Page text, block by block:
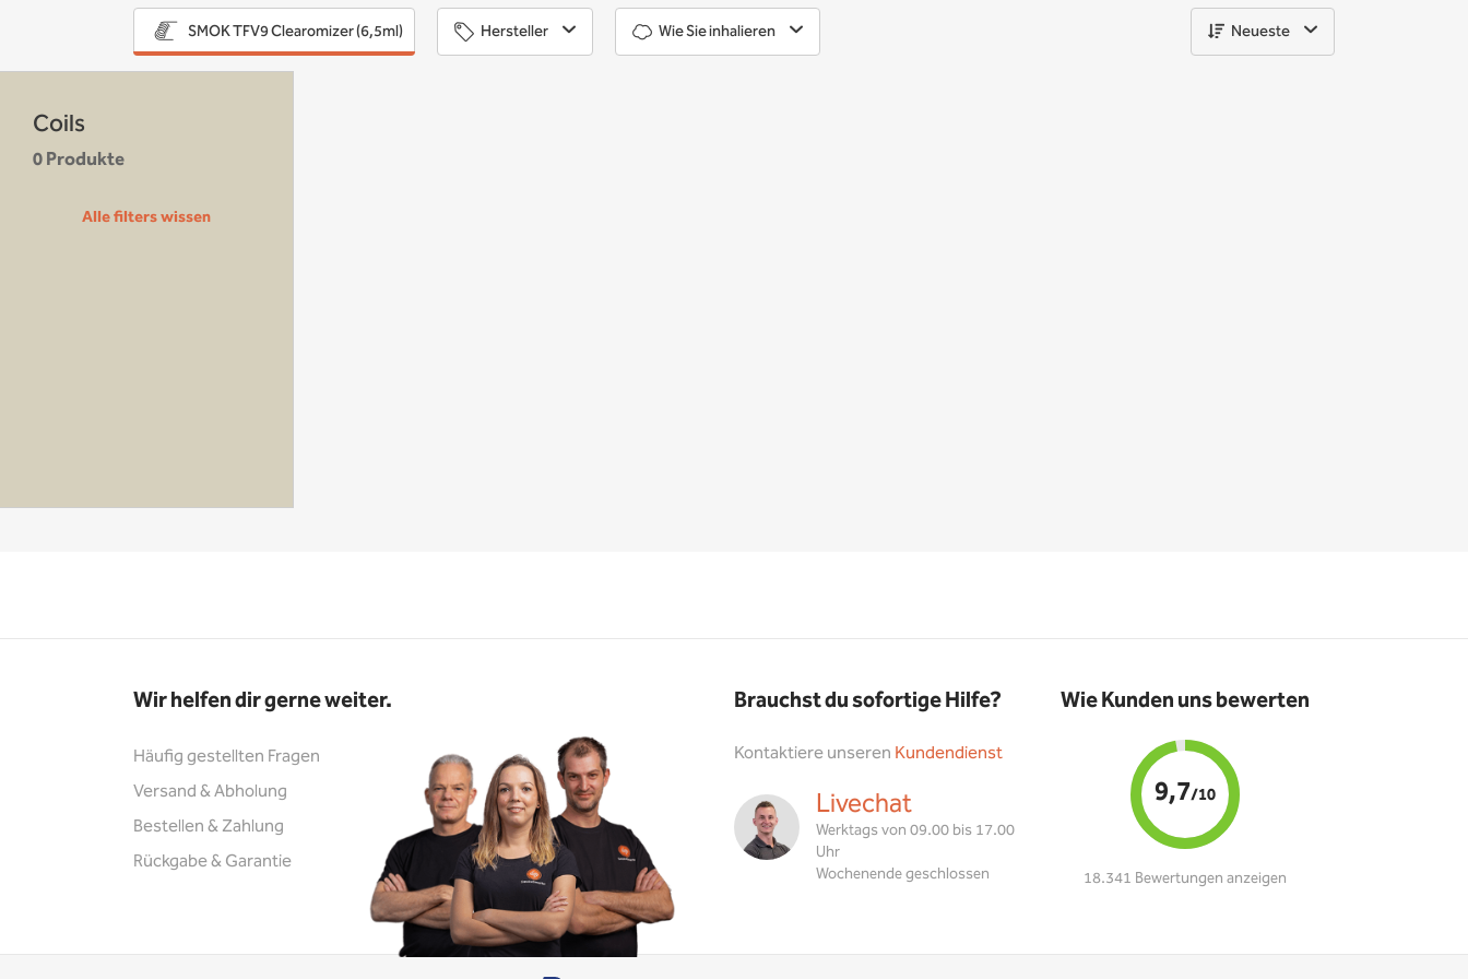
SMOK TFV9 Clearomizer (6,5ml) Hersteller Wie Sie inhalieren Neueste
Coils
0 Produkte
Alle filters wissen
Wir helfen dir gerne weiter.
Häufig gestellten Fragen
Versand & Abholung
Bestellen & Zahlung
Rückgabe & Garantie
Brauchst du sofortige Hilfe?
Kontaktiere unseren Kundendienst
Livechat
Werktags von 09.00 bis 17.00
Uhr
Wochenende geschlossen
Wie Kunden uns bewerten
9,7/10
18.341 Bewertungen anzeigen